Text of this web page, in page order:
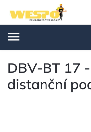
DBV-BT 17
distanční